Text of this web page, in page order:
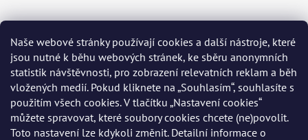
Naše webové stránky používají cookies a další nástroje, které
jsou nutné k běhu webových stránek, ke sběru anonymních
statistik návštěvnosti, pro zobrazení relevatních reklam a běh
vložených medií. Pokud kliknete na „Souhlasím“, souhlasíte s
použitím všech cookies. V tlačítku „Nastavení cookies“
můžete spravovat, které soubory cookies chcete (ne)povolit.
Toto nastavení lze kdykoli změnit. Detailní informace o
+420 778 002 430
Přijímáme online platby